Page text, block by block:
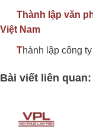
Thành lập văn
Việt Nam
Thành lập công
Bài viết liên quan: